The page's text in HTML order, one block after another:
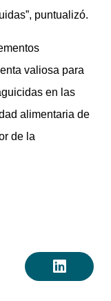
puntualizó.
valiosa para
en las
alimentaria de
de la